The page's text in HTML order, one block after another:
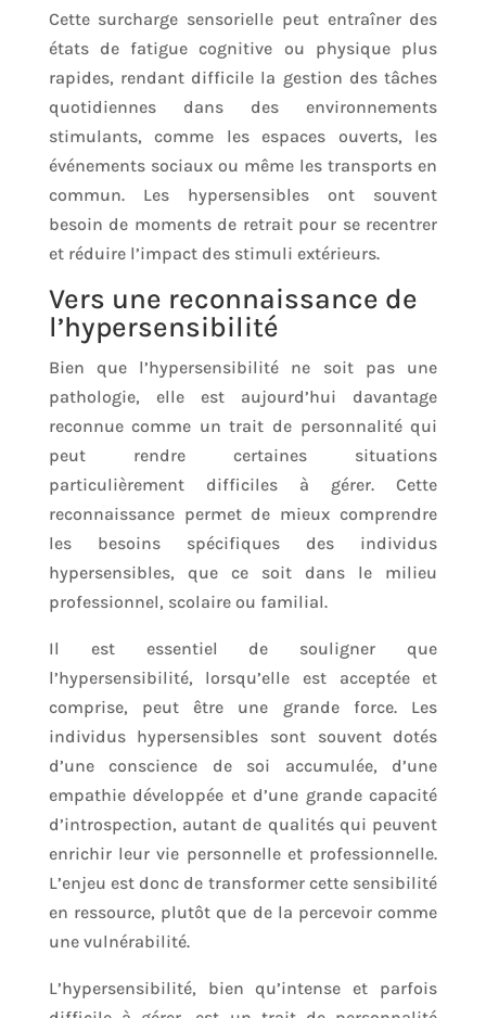
Cette surcharge sensorielle peut entraîner des
états de fatigue cognitive ou physique plus
rapides, rendant difficile la gestion des tâches
quotidiennes dans des environnements
stimulants, comme les espaces ouverts, les
événements sociaux ou même les transports en
commun. Les hypersensibles ont souvent
besoin de moments de retrait pour se recentrer
et réduire l’impact des stimuli extérieurs.
Vers une reconnaissance de
l’hypersensibilité
Bien que l’hypersensibilité ne soit pas une
pathologie, elle est aujourd’hui davantage
reconnue comme un trait de personnalité qui
peut rendre certaines situations
particulièrement difficiles à gérer. Cette
reconnaissance permet de mieux comprendre
les besoins spécifiques des individus
hypersensibles, que ce soit dans le milieu
professionnel, scolaire ou familial.
Il est essentiel de souligner que
l’hypersensibilité, lorsqu’elle est acceptée et
comprise, peut être une grande force. Les
individus hypersensibles sont souvent dotés
d’une conscience de soi accumulée, d’une
empathie développée et d’une grande capacité
d’introspection, autant de qualités qui peuvent
enrichir leur vie personnelle et professionnelle.
L’enjeu est donc de transformer cette sensibilité
en ressource, plutôt que de la percevoir comme
une vulnérabilité.
L’hypersensibilité, bien qu’intense et parfois